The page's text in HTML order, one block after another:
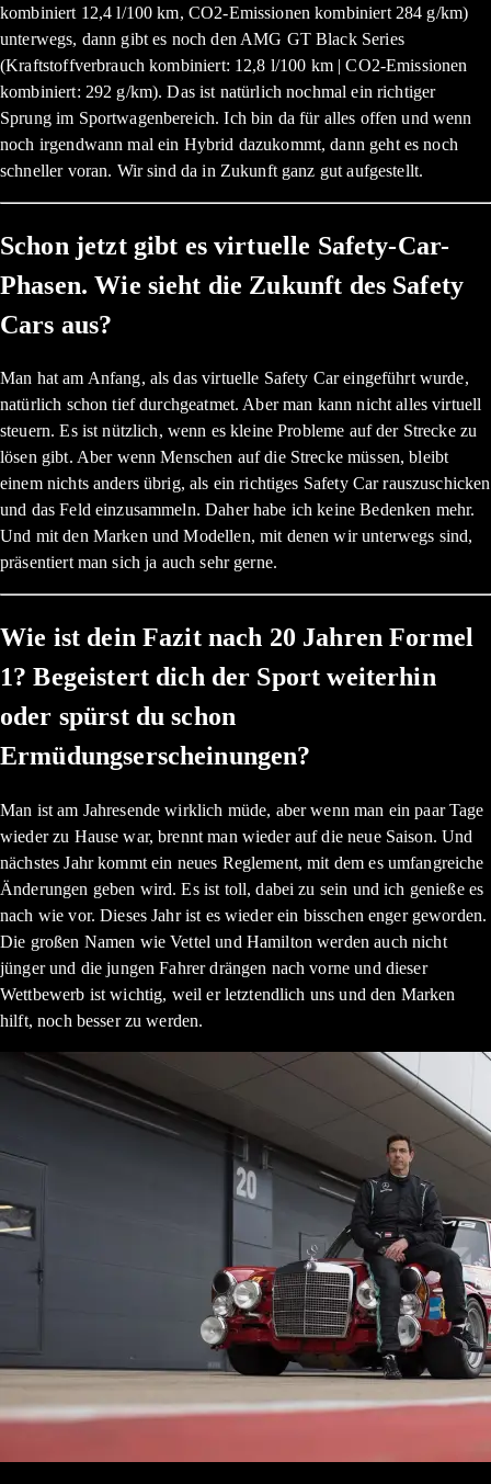
kombiniert 12,4 l/100 km, CO2-Emissionen kombiniert 284 g/km)
unterwegs, dann gibt es noch den AMG GT Black Series
(Kraftstoffverbrauch kombiniert: 12,8 l/100 km | CO2-Emissionen
kombiniert: 292 g/km). Das ist natürlich nochmal ein richtiger
Sprung im Sportwagenbereich. Ich bin da für alles offen und wenn
noch irgendwann mal ein Hybrid dazukommt, dann geht es noch
schneller voran. Wir sind da in Zukunft ganz gut aufgestellt.
Schon jetzt gibt es virtuelle Safety-Car-
Phasen. Wie sieht die Zukunft des Safety
Cars aus?
Man hat am Anfang, als das virtuelle Safety Car eingeführt wurde,
natürlich schon tief durchgeatmet. Aber man kann nicht alles virtuell
steuern. Es ist nützlich, wenn es kleine Probleme auf der Strecke zu
lösen gibt. Aber wenn Menschen auf die Strecke müssen, bleibt
einem nichts anders übrig, als ein richtiges Safety Car rauszuschicken
und das Feld einzusammeln. Daher habe ich keine Bedenken mehr.
Und mit den Marken und Modellen, mit denen wir unterwegs sind,
präsentiert man sich ja auch sehr gerne.
Wie ist dein Fazit nach 20 Jahren Formel
1? Begeistert dich der Sport weiterhin
oder spürst du schon
Ermüdungserscheinungen?
Man ist am Jahresende wirklich müde, aber wenn man ein paar Tage
wieder zu Hause war, brennt man wieder auf die neue Saison. Und
nächstes Jahr kommt ein neues Reglement, mit dem es umfangreiche
Änderungen geben wird. Es ist toll, dabei zu sein und ich genieße es
nach wie vor. Dieses Jahr ist es wieder ein bisschen enger geworden.
Die großen Namen wie Vettel und Hamilton werden auch nicht
jünger und die jungen Fahrer drängen nach vorne und dieser
Wettbewerb ist wichtig, weil er letztendlich uns und den Marken
hilft, noch besser zu werden.